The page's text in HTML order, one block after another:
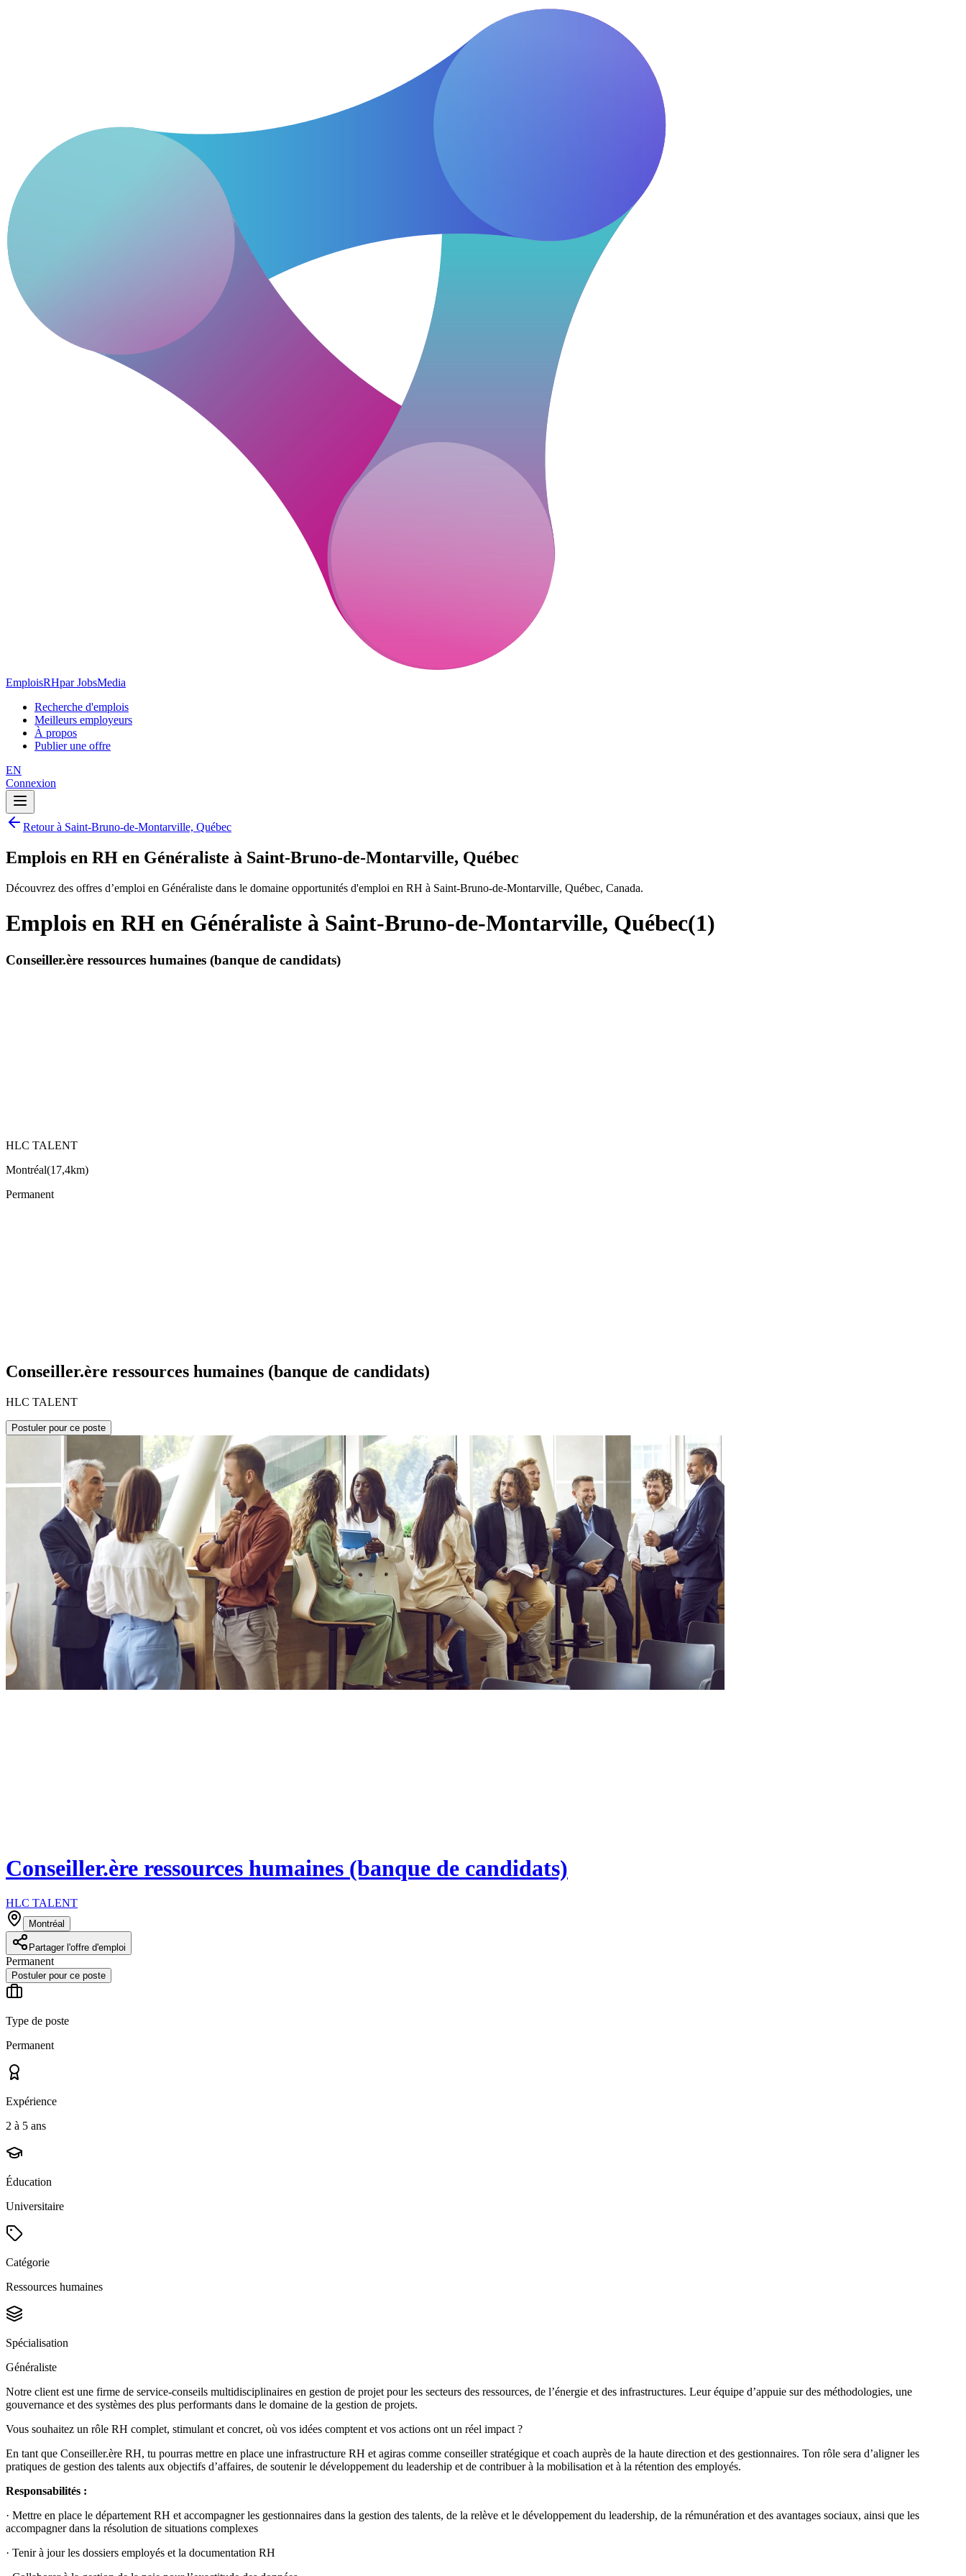
EmploisRHpar JobsMedia
Recherche d'emplois
Meilleurs employeurs
À propos
Publier une offre
EN
Connexion
Retour à Saint-Bruno-de-Montarville, Québec
Emplois en RH en Généraliste à Saint-Bruno-de-Montarville, Québec
Découvrez des offres d’emploi en Généraliste dans le domaine opportunités d'emploi en RH à Saint-Bruno-de-Montarville, Québec, Canada.
Emplois en RH en Généraliste à Saint-Bruno-de-Montarville, Québec(1)
Conseiller.ère ressources humaines (banque de candidats)
HLC TALENT
Montréal(17,4km)
Permanent
Conseiller.ère ressources humaines (banque de candidats)
HLC TALENT
Postuler pour ce poste
Conseiller.ère ressources humaines (banque de candidats)
HLC TALENT
Montréal
Partager l'offre d'emploi
Permanent
Postuler pour ce poste
Type de poste
Permanent
Expérience
2 à 5 ans
Éducation
Universitaire
Catégorie
Ressources humaines
Spécialisation
Généraliste
Notre client est une firme de service-conseils multidisciplinaires en gestion de projet pour les secteurs des ressources, de l’énergie et des infrastructures. Leur équipe d’appuie sur des méthodologies, une
gouvernance et des systèmes des plus performants dans le domaine de la gestion de projets.
Vous souhaitez un rôle RH complet, stimulant et concret, où vos idées comptent et vos actions ont un réel impact ?
En tant que Conseiller.ère RH, tu pourras mettre en place une infrastructure RH et agiras comme conseiller stratégique et coach auprès de la haute direction et des gestionnaires. Ton rôle sera d’aligner les
pratiques de gestion des talents aux objectifs d’affaires, de soutenir le développement du leadership et de contribuer à la mobilisation et à la rétention des employés.
Responsabilités :
· Mettre en place le département RH et accompagner les gestionnaires dans la gestion des talents, de la relève et le développement du leadership, de la rémunération et des avantages sociaux, ainsi que les
accompagner dans la résolution de situations complexes
· Tenir à jour les dossiers employés et la documentation RH